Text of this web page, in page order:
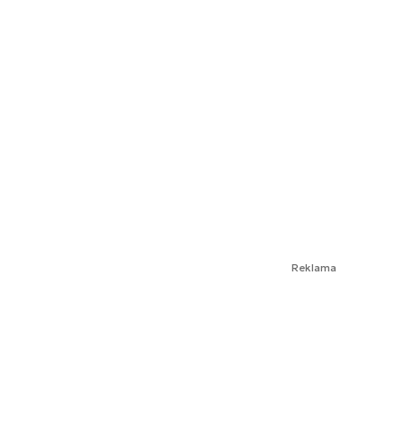
Reklama